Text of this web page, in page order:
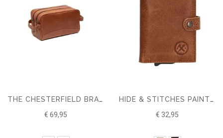
THE CHESTERFIELD BRAND LEREN TOILETTAS STACEY
€ 69,95
HIDE & STITCHES PAINT ROCK SAFETY WALLET
€ 32,95